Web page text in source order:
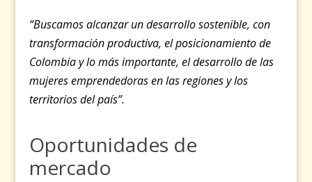
“Buscamos alcanzar un desarrollo sostenible, con
transformación productiva, el posicionamiento de
Colombia y lo más importante, el desarrollo de las
mujeres emprendedoras en las regiones y los
territorios del país”.
Oportunidades de
mercado